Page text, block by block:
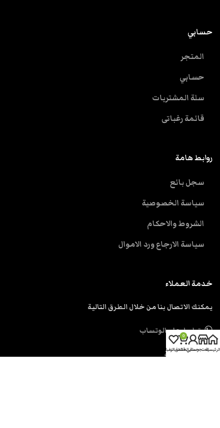
حسابي
المتجر
حسابي
سلة المشتريات
قائمة رغباتى
روابط هامة
سجل بائع
سياسة الخصوصية
الشروط والاحكام
سياسة الارجاع ورد الاموال
خدمة العملاء
يمكنك الاتصال بنا من خلال الطرق التالية
تواصل علي الوتساب
ارسل رسالة الرئيسيةالمتجرحسابي
0
سلة المشتريات
قائمة الرغبات